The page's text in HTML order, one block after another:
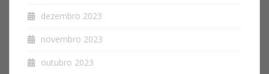
dezembro 2023
novembro 2023
outubro 2023